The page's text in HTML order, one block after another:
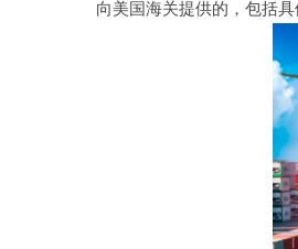
向美国海关提供的，包括